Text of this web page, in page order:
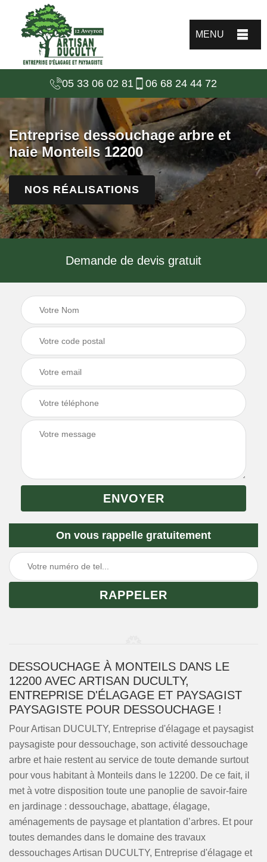
MENU
05 33 06 02 81 06 68 24 44 72
Entreprise dessouchage arbre et
haie Monteils 12200
NOS RÉALISATIONS
Demande de devis gratuit
On vous rappelle gratuitement
DESSOUCHAGE À MONTEILS DANS LE
12200 AVEC ARTISAN DUCULTY,
ENTREPRISE D'ÉLAGAGE ET PAYSAGIST
PAYSAGISTE POUR DESSOUCHAGE !
Pour Artisan DUCULTY, Entreprise d'élagage et paysagist
paysagiste pour dessouchage, son activité dessouchage
arbre et haie restent au service de toute demande surtout
pour vous habitant à Monteils dans le 12200. De ce fait, il
met à votre disposition toute une panoplie de savoir-faire
en jardinage : dessouchage, abattage, élagage,
aménagements de paysage et plantation d’arbres. Et pour
toutes demandes dans le domaine des travaux
dessouchages Artisan DUCULTY, Entreprise d'élagage et